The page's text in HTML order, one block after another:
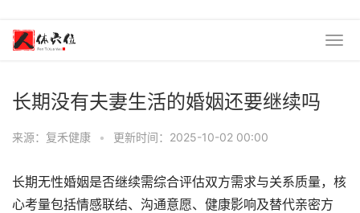
长期没有夫妻生活的婚姻还要继续吗
来源：复禾健康 • 更新时间：2025-10-02 00:00
长期无性婚姻是否继续需综合评估双方需求与关系质量，核
心考量包括情感联结、沟通意愿、健康影响及替代亲密方